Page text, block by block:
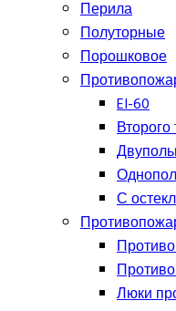
Перила
Полуторные
Порошковое
EI-60
Второго
С
Люки